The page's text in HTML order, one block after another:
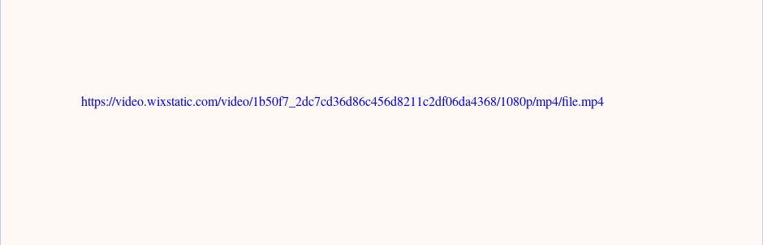
https://video.wixstatic.com/video/1b50f7_2dc7cd36d86c456d8211c2df06da4368/1080p/mp4/file.mp4